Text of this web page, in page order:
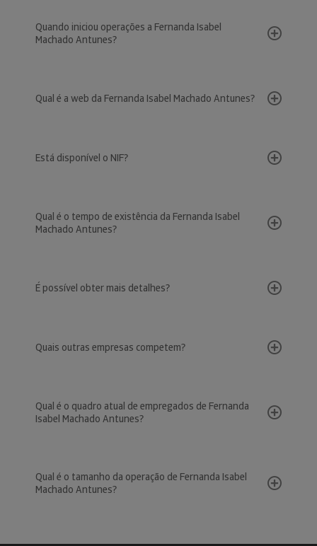
Quando iniciou operações a Fernanda Isabel
Machado Antunes?
Qual é a web da Fernanda Isabel Machado Antunes?
Está disponível o NIF?
Qual é o tempo de existência da Fernanda Isabel
Machado Antunes?
É possível obter mais detalhes?
Quais outras empresas competem?
Qual é o quadro atual de empregados de Fernanda
Isabel Machado Antunes?
Qual é o tamanho da operação de Fernanda Isabel
Machado Antunes?